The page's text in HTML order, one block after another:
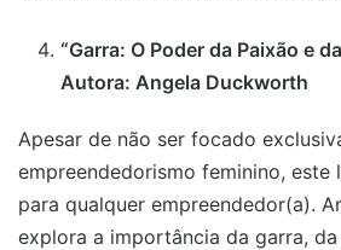
“Garra: O Poder da Paixão e
Autora: Angela Duckworth
Apesar de não ser focado
empreendedorismo feminino, este
para qualquer empreendedor(a).
explora a importância da garra,